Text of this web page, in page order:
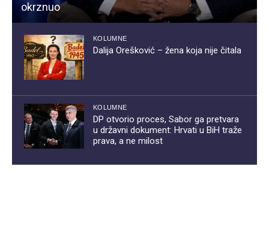
okrznuo
KOLUMNE
Dalija Orešković – žena koja nije čitala
KOLUMNE
DP otvorio proces, Sabor ga pretvara
u državni dokument: Hrvati u BiH traže
prava, a ne milost